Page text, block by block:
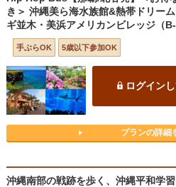
き＞ 沖縄美ら海水族館&熱帯ドリー
ギ並木・美浜アメリカンビレッジ（B-
手ぶらOK 5歳以下参加OK
ログイン
プランの詳細
沖縄南部の戦跡を歩く、沖縄平和学